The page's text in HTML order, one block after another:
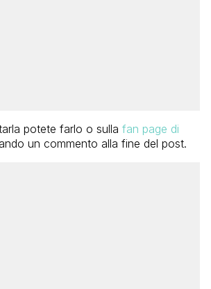
potete farlo o sulla fan page di
un commento alla fine del post.